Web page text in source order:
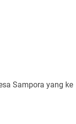
Sampora yang ke